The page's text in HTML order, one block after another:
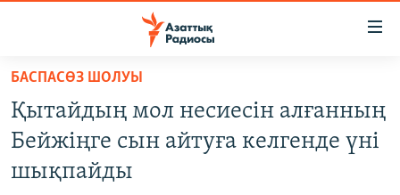
Skip
main
content
to
САЯСАТ
AZATTYQTV
БАСПАСӨЗ ШОЛУЫ
Қытайдың мол несиесін алғанның
Бейжіңге сын айтуға келгенде үні
шықпайды